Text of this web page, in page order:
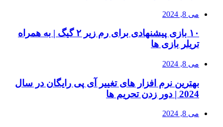
می 8, 2024
۱۰ بازی پیشنهادی برای رم زیر ۲ گیگ | به همراه
تریلر بازی ها
می 8, 2024
بهترین نرم افزار های تغییر آی پی رایگان در سال
2024 | دور زدن تحریم ها
می 8, 2024